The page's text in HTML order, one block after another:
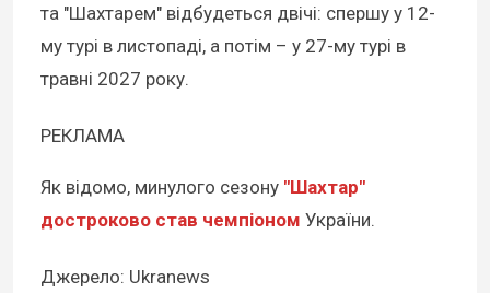
та "Шахтарем" відбудеться двічі: спершу у 12-
му турі в листопаді, а потім – у 27-му турі в
травні 2027 року.
РЕКЛАМА
Як відомо, минулого сезону "Шахтар"
достроково став чемпіоном України.
Джерело: Ukranews